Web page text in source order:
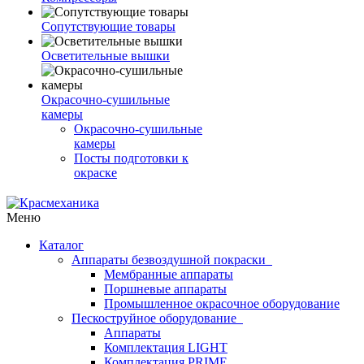
Сопутствующие товары
Осветительные вышки
Окрасочно-сушильные
камеры
Окрасочно-сушильные
камеры
Посты подготовки к
окраске
Меню
Каталог
Аппараты безвоздушной покраски
Мембранные аппараты
Поршневые аппараты
Промышленное окрасочное оборудование
Пескоструйное оборудование
Аппараты
Комплектация LIGHT